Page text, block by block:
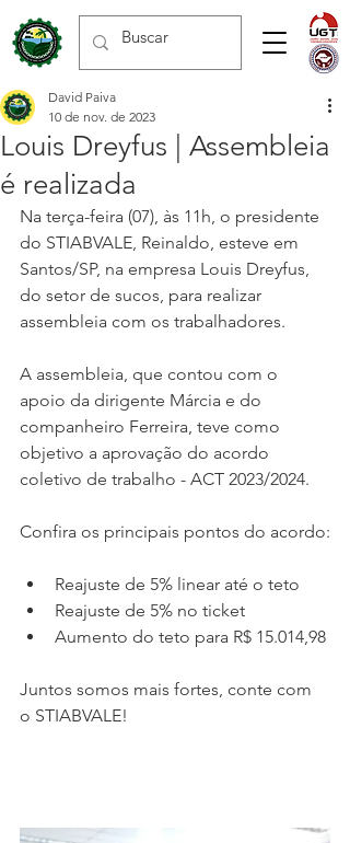
Louis Dreyfus | Assembleia
é realizada
David Paiva
10 de nov. de 2023
Na terça-feira (07), às 11h, o presidente
do STIABVALE, Reinaldo, esteve em
Santos/SP, na empresa Louis Dreyfus,
do setor de sucos, para realizar
assembleia com os trabalhadores.
A assembleia, que contou com o
apoio da dirigente Márcia e do
companheiro Ferreira, teve como
objetivo a aprovação do acordo
coletivo de trabalho - ACT 2023/2024.
Confira os principais pontos do acordo:
Reajuste de 5% linear até o teto
Reajuste de 5% no ticket
Aumento do teto para R$ 15.014,98
Juntos somos mais fortes, conte com
o STIABVALE!